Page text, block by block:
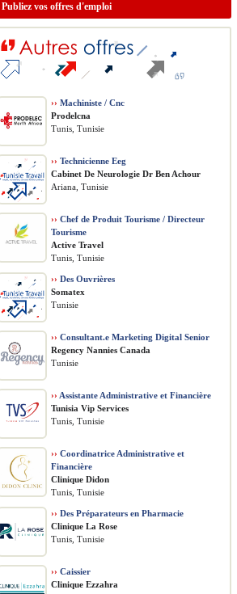
Publiez vos offres d'emploi
›› Machiniste / Cnc
Prodelcna
Tunis, Tunisie
›› Technicienne Eeg
Cabinet De Neurologie Dr Ben Achour
Ariana, Tunisie
›› Chef de Produit Tourisme / Directeur
Tourisme
Active Travel
Tunis, Tunisie
›› Des Ouvrières
Somatex
Tunisie
›› Consultant.e Marketing Digital Senior
Regency Nannies Canada
Tunisie
›› Assistante Administrative et Financière
Tunisia Vip Services
Tunis, Tunisie
›› Coordinatrice Administrative et
Financière
Clinique Didon
Tunis, Tunisie
›› Des Préparateurs en Pharmacie
Clinique La Rose
Tunis, Tunisie
›› Caissier
Clinique Ezzahra